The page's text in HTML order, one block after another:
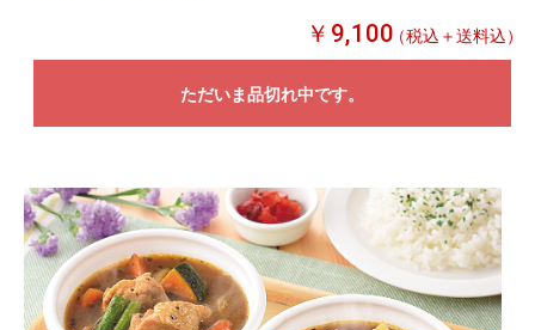
￥9,100（税込＋送料込）
ただいま品切れ中です。